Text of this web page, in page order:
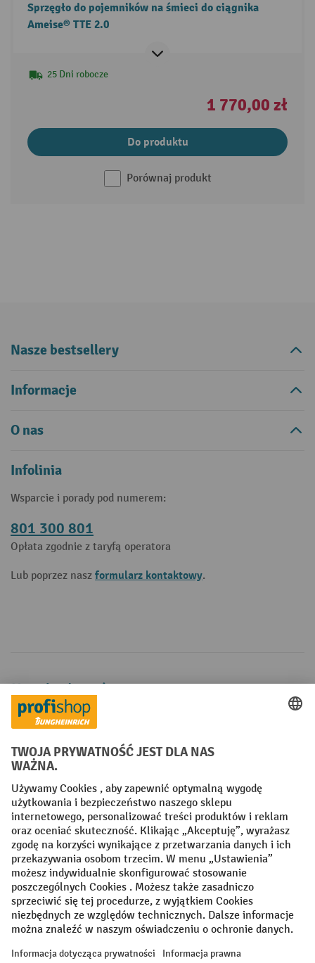
Sprzęgło do pojemników na śmieci do ciągnika
Ameise® TTE 2.0
25 Dni robocze
1 770,00 zł
Do produktu
Porównaj produkt
Nasze bestsellery
Informacje
O nas
Infolinia
Wsparcie i porady pod numerem:
801 300 801
Opłata zgodnie z taryfą operatora
Lub poprzez nasz formularz kontaktowy.
Metody płatności
Creditcard (Master)Creditcard (Visa)
Factura Przedpłata
Sieci społecznościowe
Facebook
YouTube
LinkedIn
Instagram
Regulamin Impressum PL
Oświadczenie o ochronie danych